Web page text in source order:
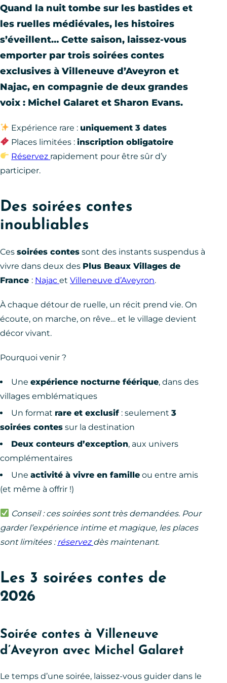
Quand la nuit tombe sur les bastides et
les ruelles médiévales, les histoires
s’éveillent… Cette saison, laissez-vous
emporter par trois soirées contes
exclusives à Villeneuve d’Aveyron et
Najac, en compagnie de deux grandes
voix : Michel Galaret et Sharon Evans.
Expérience rare : uniquement 3 dates
Places limitées :inscription obligatoire
Réservez rapidement pour être sûr d’y
participer.
Des soirées contes
inoubliables
Ces soirées contes sont des instants suspendus à
vivre dans deux des Plus Beaux Villages de
France : Najac et Villeneuve d’Aveyron.
À chaque détour de ruelle, un récit prend vie. On
écoute, on marche, on rêve… et le village devient
décor vivant.
Pourquoi venir ?
Une expérience nocturne féérique, dans des
villages emblématiques
Un format rare et exclusif : seulement 3
soirées contes sur la destination
Deux conteurs d’exception, aux univers
complémentaires
Une activité à vivre en famille ou entre amis
(et même à offrir !)
Conseil : ces soirées sont très demandées. Pour
garder l’expérience intime et magique, les places
sont limitées : réservezdès maintenant.
Les 3 soirées contes de
2026
Soirée contes à Villeneuve
d’Aveyron avec Michel Galaret
Le temps d’une soirée, laissez-vous guider dans le